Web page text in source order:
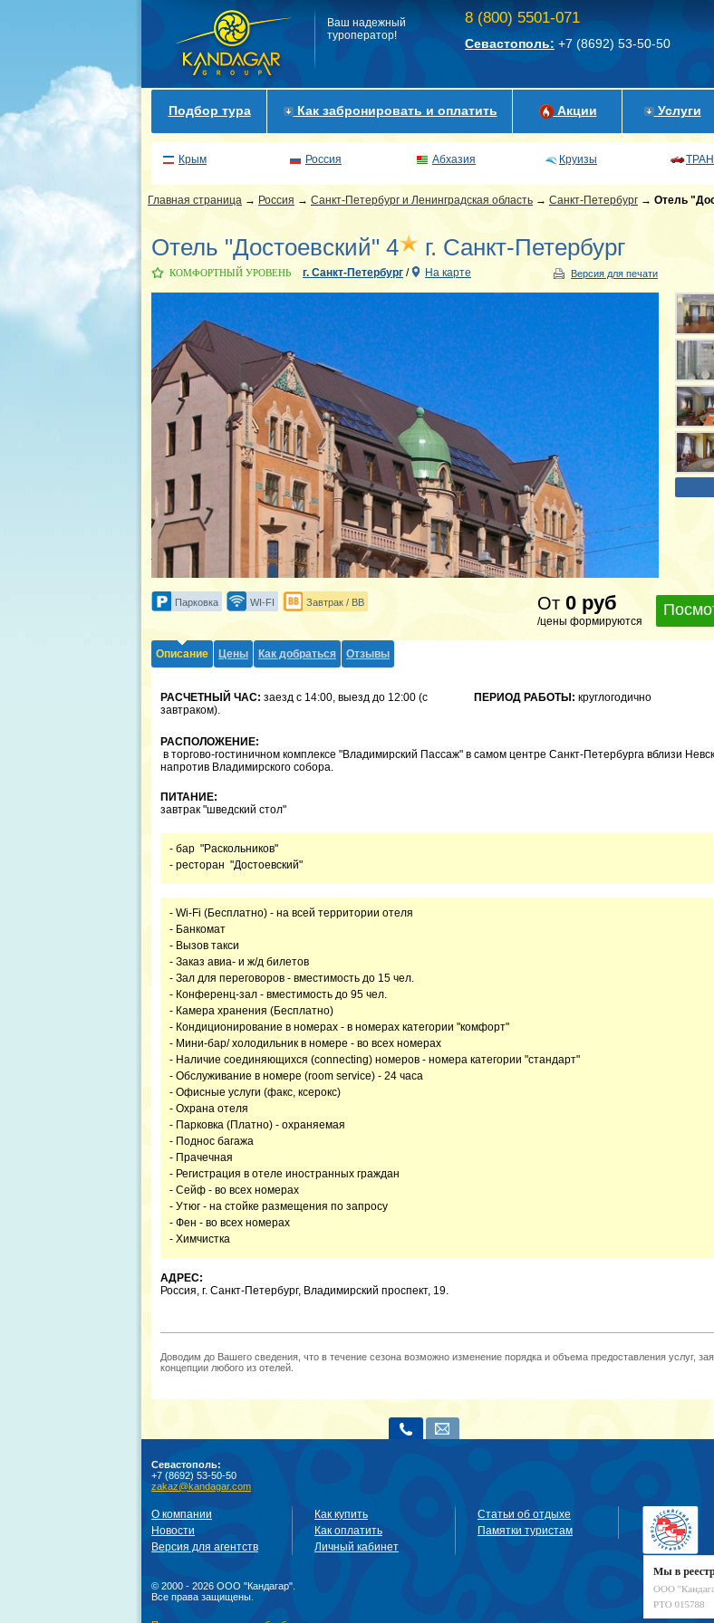
Ваш надежный
туроператор!
8 (800) 5501-071
Севастополь: +7 (8692) 53-50-50
Подбор тура Как забронировать и оплатить Акции Услуги
Крым Россия Абхазия Круизы
Главная страница → Россия → Санкт-Петербург и Ленинградская область → Санкт-Петербург → Отель
Отель "Достоевский" 4 г. Санкт-Петербург
КОМФОРТНЫЙ УРОВЕНЬ г. Санкт-Петербург / На карте Версия для печати
Парковка WI-FI Завтрак / BB От 0 руб
/цены формируются
Описание Цены Как добраться Отзывы
РАСЧЕТНЫЙ ЧАС: заезд с 14:00, выезд до 12:00 (с
завтраком).
ПЕРИОД РАБОТЫ: круглогодично
РАСПОЛОЖЕНИЕ:
в торгово-гостиничном комплексе "Владимирский Пассаж" в самом центре Санкт-Петербурга вблизи
напротив Владимирского собора.
ПИТАНИЕ:
завтрак "шведский стол"
- бар "Раскольников"
- ресторан "Достоевский"
- Wi-Fi (Бесплатно) - на всей территории отеля
- Банкомат
- Вызов такси
- Заказ авиа- и ж/д билетов
- Зал для переговоров - вместимость до 15 чел.
- Конференц-зал - вместимость до 95 чел.
- Камера хранения (Бесплатно)
- Кондиционирование в номерах - в номерах категории "комфорт"
- Мини-бар/ холодильник в номере - во всех номерах
- Наличие соединяющихся (connecting) номеров - номера категории "стандарт"
- Обслуживание в номере (room service) - 24 часа
- Офисные услуги (факс, ксерокс)
- Охрана отеля
- Парковка (Платно) - охраняемая
- Поднос багажа
- Прачечная
- Регистрация в отеле иностранных граждан
- Сейф - во всех номерах
- Утюг - на стойке размещения по запросу
- Фен - во всех номерах
- Химчистка
АДРЕС:
Россия, г. Санкт-Петербург, Владимирский проспект, 19.
Доводим до Вашего сведения, что в течение сезона возможно изменение порядка и объема предоставления услуг,
концепции любого из отелей.
Севастополь:
+7 (8692) 53-50-50
zakaz@kandagar.com
О компании
Новости
Версия для агентств
Как купить
Как оплатить
Личный кабинет
Статьи об отдыхе
Памятки туристам
© 2000 - 2026 ООО "Кандагар".
Все права защищены.